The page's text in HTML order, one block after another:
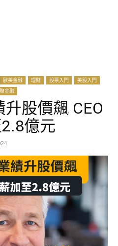
歐美金融 理財 股票入門
美股入門
金融
股價飆 CEO
億元